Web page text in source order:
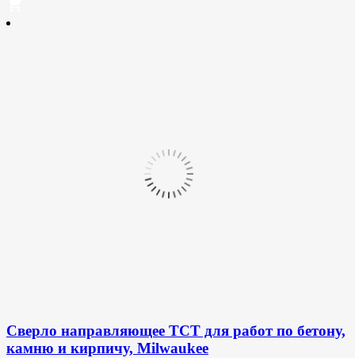
Сверло направляющее ТСТ для работ по бетону,
камню и кирпичу, Milwaukee